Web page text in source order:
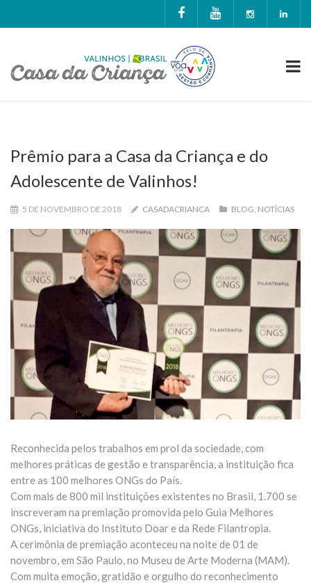
Prêmio para a Casa da Criança e do
Adolescente de Valinhos!
5 DE NOVEMBRO DE 2018 CASADACRIANCA BLOG, NOTÍCIAS
Reconhecida pelos trabalhos em prol da sociedade, com
melhores práticas de gestão e transparência, a instituição fica
entre as 100 melhores ONGs do País.
Com mais de 800 mil instituições existentes no Brasil, 1.700 se
inscreveram na premiação promovida pelo Guia Melhores
ONGs, iniciativa do Instituto Doar e da Rede Filantropia.
A cerimônia de premiação aconteceu na noite de 01 de
novembro, em São Paulo, no Museu de Arte Moderna (MAM).
Com muita emoção, gratidão e orgulho do reconhecimento